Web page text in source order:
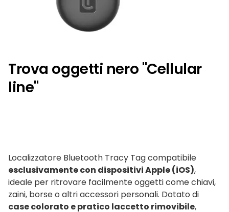
Trova oggetti nero "Cellular
line"
Localizzatore Bluetooth Tracy Tag compatibile
esclusivamente con dispositivi Apple (iOS),
ideale per ritrovare facilmente oggetti come chiavi,
zaini, borse o altri accessori personali. Dotato di
case colorato e pratico laccetto rimovibile,